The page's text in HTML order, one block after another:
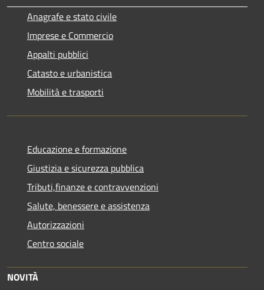
Anagrafe e stato civile
Imprese e Commercio
Appalti pubblici
Catasto e urbanistica
Mobilità e trasporti
Educazione e formazione
Giustizia e sicurezza pubblica
Tributi,finanze e contravvenzioni
Salute, benessere e assistenza
Autorizzazioni
Centro sociale
NOVITÀ